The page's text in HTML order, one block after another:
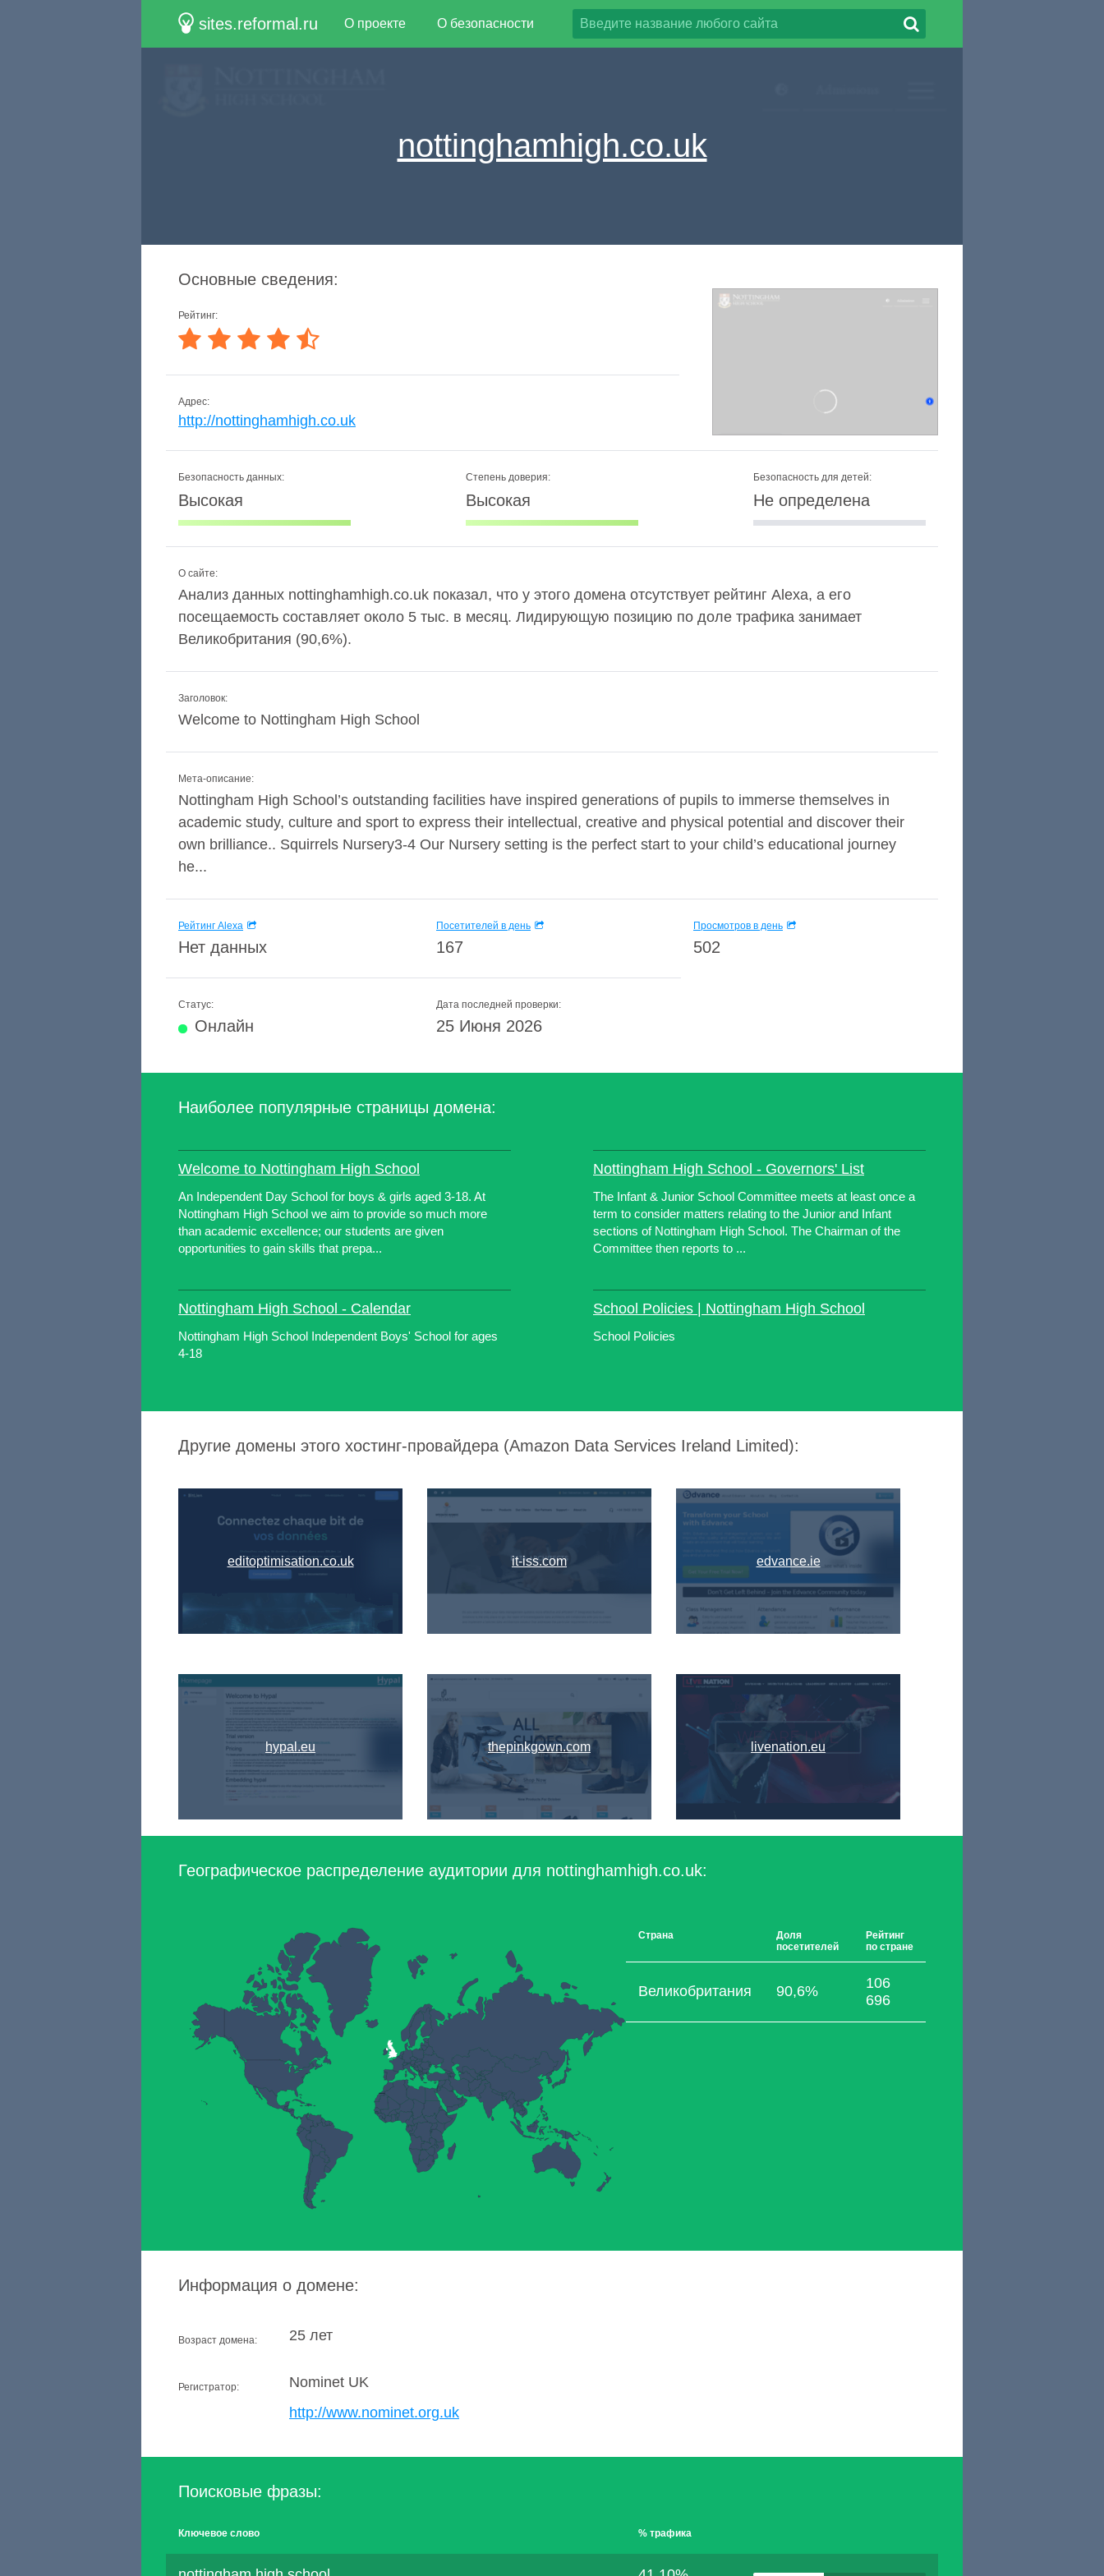
sites.reformal.ru О проекте О безопасности
nottinghamhigh.co.uk
Основные сведения:
Рейтинг:
Адрес:
http://nottinghamhigh.co.uk
Безопасность данных:
Высокая
Степень доверия:
Высокая
Безопасность для детей:
Не определена
О сайте:
Анализ данных nottinghamhigh.co.uk показал, что у этого домена отсутствует рейтинг Alexa, а его
посещаемость составляет около 5 тыс. в месяц. Лидирующую позицию по доле трафика занимает
Великобритания (90,6%).
Заголовок:
Welcome to Nottingham High School
Мета-описание:
Nottingham High School’s outstanding facilities have inspired generations of pupils to immerse themselves in
academic study, culture and sport to express their intellectual, creative and physical potential and discover their
own brilliance.. Squirrels Nursery3-4 Our Nursery setting is the perfect start to your child’s educational journey
he...
Рейтинг Alexa
Нет данных
Посетителей в день
167
Просмотров в день
502
Статус:
Онлайн
Дата последней проверки:
25 Июня 2026
Наиболее популярные страницы домена:
Welcome to Nottingham High School
An Independent Day School for boys & girls aged 3-18. At
Nottingham High School we aim to provide so much more
than academic excellence; our students are given
opportunities to gain skills that prepa...
Nottingham High School - Calendar
Nottingham High School Independent Boys' School for ages
4-18
Nottingham High School - Governors' List
The Infant & Junior School Committee meets at least once a
term to consider matters relating to the Junior and Infant
sections of Nottingham High School. The Chairman of the
Committee then reports to ...
School Policies | Nottingham High School
School Policies
Другие домены этого хостинг-провайдера (Amazon Data Services Ireland Limited):
editoptimisation.co.uk
hypal.eu
it-iss.com
thepinkgown.com
edvance.ie
livenation.eu
Географическое распределение аудитории для nottinghamhigh.co.uk:
Страна
Доля
посетителей
Рейтинг
по стране
Великобритания 90,6%
106
696
Информация о домене:
Возраст домена: 25 лет
Регистратор:
Nominet UK
http://www.nominet.org.uk
Поисковые фразы:
Ключевое слово % трафика